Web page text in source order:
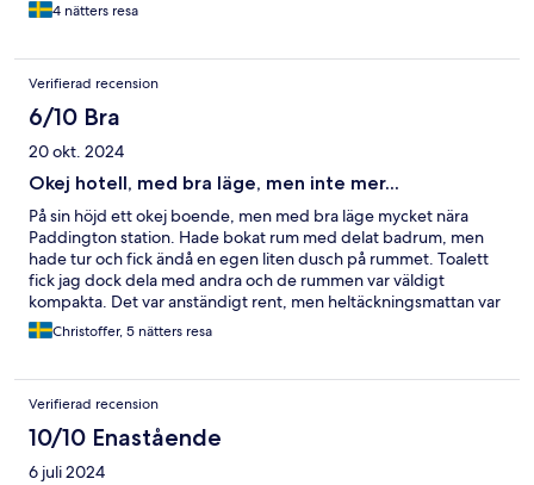
4 nätters resa
Verifierad recension
6/10 Bra
20 okt. 2024
Okej hotell, med bra läge, men inte mer...
På sin höjd ett okej boende, men med bra läge mycket nära
Paddington station. Hade bokat rum med delat badrum, men
hade tur och fick ändå en egen liten dusch på rummet. Toalett
fick jag dock dela med andra och de rummen var väldigt
kompakta. Det var anständigt rent, men heltäckningsmattan var
fläckig och väggen till synes lite fuktskadad. Ny matta och
ommålning skulle behövas. Överhuvudtaget var det spartanskt
det kanske på de flesta hotell i London. Ingen frukostbuffé
fanns tillgänglig.
Christoffer, 5 nätters resa
Verifierad recension
10/10 Enastående
6 juli 2024